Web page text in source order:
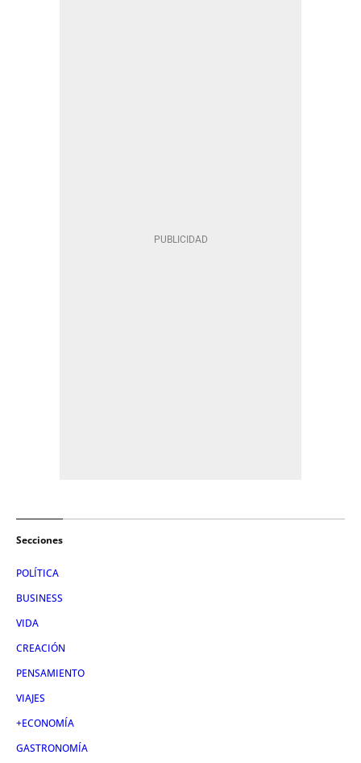
Secciones
POLÍTICA
BUSINESS
VIDA
CREACIÓN
PENSAMIENTO
VIAJES
+ECONOMÍA
GASTRONOMÍA